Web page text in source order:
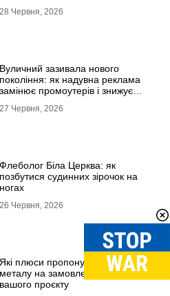
28 Червня, 2026
Вуличний зазивала нового
покоління: як надувна реклама
замінює промоутерів і знижує
27 Червня, 2026
Флеболог Біла Церква: як
позбутися судинних зірочок на
ногах
26 Червня, 2026
Які плюси пропонують вироби із
металу на замовлення для
вашого проєкту